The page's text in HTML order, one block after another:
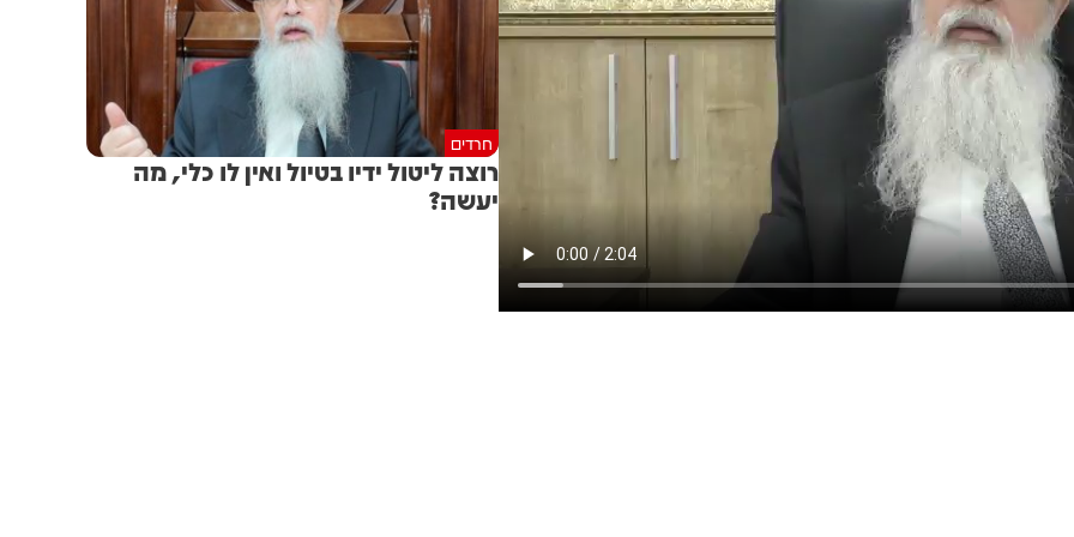
חרדים
רוצה ליטול ידיו בטיול ואין לו כלי, מה
יעשה?